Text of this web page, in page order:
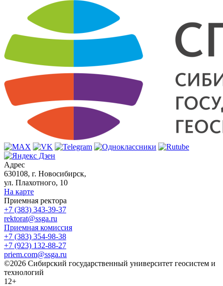
Адрес
630108, г. Новосибирск,
ул. Плахотного, 10
На карте
Приемная ректора
+7 (383) 343-39-37
rektorat@ssga.ru
Приемная комиссия
+7 (383) 354-98-38
+7 (923) 132-88-27
priem.com@ssga.ru
©2026 Сибирский государственный университет геосистем и
технологий
12+